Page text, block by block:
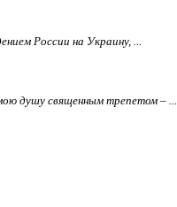
России на Украину, ...
душу священным трепетом – ...